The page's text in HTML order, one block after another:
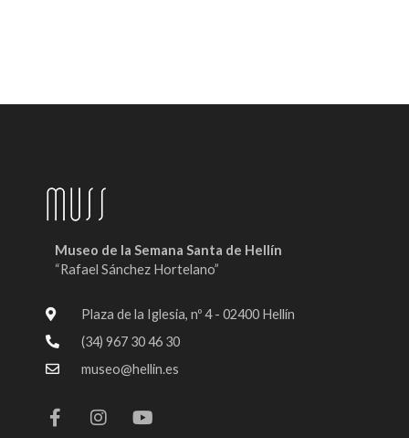
Museo de la Semana Santa de Hellín
“Rafael Sánchez Hortelano”
Plaza de la Iglesia, nº 4 - 02400 Hellín
(34) 967 30 46 30
museo@hellin.es
a
c
n
s
o
u